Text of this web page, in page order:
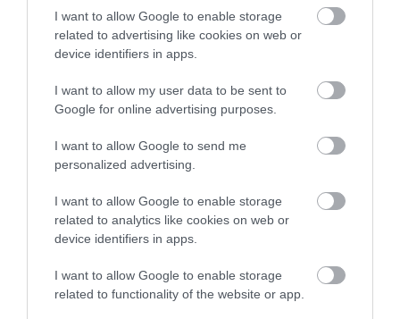
I want to allow Google to enable storage
related to advertising like cookies on web or
device identifiers in apps.
I want to allow my user data to be sent to
Google for online advertising purposes.
I want to allow Google to send me
personalized advertising.
I want to allow Google to enable storage
related to analytics like cookies on web or
device identifiers in apps.
I want to allow Google to enable storage
related to functionality of the website or app.
10.04.2025 | 17:51
PRONEWS.GR /ΕΙΚΑΣΤΙΚΑ